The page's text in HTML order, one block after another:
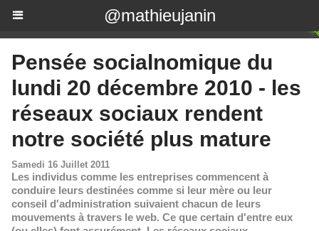
@mathieujanin
Pensée socialnomique du
lundi 20 décembre 2010 - les
réseaux sociaux rendent
notre société plus mature
Samedi 16 Juillet 2011
Les individus comme les entreprises commencent à
conduire leurs destinées comme si leur mère ou leur
conseil d'administration suivaient chacun de leurs
mouvements à travers le web. Ce que certain d'entre eux